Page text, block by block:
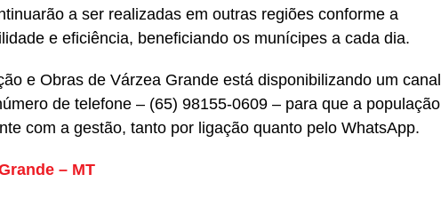
a ser realizadas em outras regiões conforme a
e eficiência, beneficiando os munícipes a cada dia.
e Obras de Várzea Grande está disponibilizando um canal
de telefone – (65) 98155-0609 – para que a população
com a gestão, tanto por ligação quanto pelo WhatsApp.
– MT